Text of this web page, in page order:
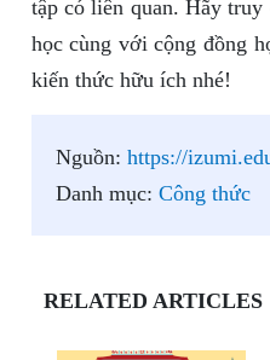
tập có liên quan. Hãy truy
học cùng với cộng đồng
kiến thức hữu ích nhé!
Nguồn: https://
Danh mục: Công thức
RELATED ARTICLES